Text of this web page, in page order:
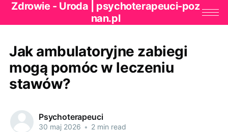
Zdrowie - Uroda | psychoterapeuci-poz
nan.pl
Jak ambulatoryjne zabiegi
mogą pomóc w leczeniu
stawów?
Psychoterapeuci
30 maj 2026 • 2 min read